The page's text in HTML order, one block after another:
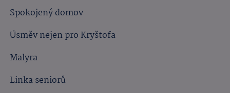
Spokojený domov
Úsměv nejen pro Kryštofa
Malyra
Linka seniorů